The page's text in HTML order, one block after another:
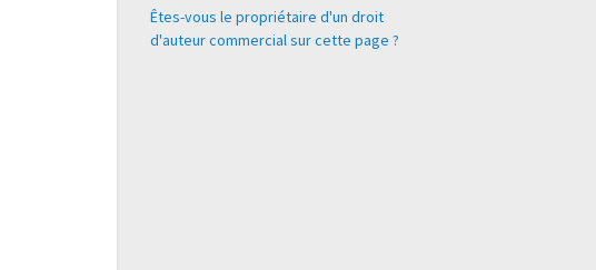
Êtes-vous le propriétaire d'un droit
d'auteur commercial sur cette page ?